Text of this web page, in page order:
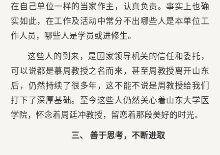
在自己单位一样的当家作主，认真负责。事实上也确
实如此，在工作及活动中常分不出哪些人是本单位工
作人员，哪些人是学员或进修生。
这些人的到来，是国家领导机关的信任和委托，
可以说都是慕周教授之名而来，甚至周教授离开山东
后，仍然持续了很多年，这不能不说是周教授给我们
打下了深厚基础。至今这些人仍然关心着山东大学医
学院，怀念着周廷冲教授，留恋着那段美好的时光。
三、 善于思考，不断进取